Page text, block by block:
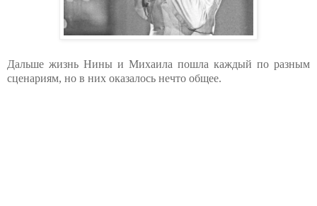
Дальше жизнь Нины и Михаила пошла каждый по разным
сценариям, но в них оказалось нечто общее.